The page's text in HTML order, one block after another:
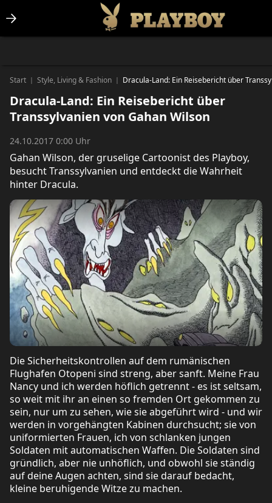
Start | Style, Living & Fashion | Dracula-Land: Ein Reisebericht über
Dracula-Land: Ein Reisebericht über
Transsylvanien von Gahan Wilson
24.10.2017 0:00 Uhr
Gahan Wilson, der gruselige Cartoonist des Playboy,
besucht Transsylvanien und entdeckt die Wahrheit
hinter Dracula.
Die Sicherheitskontrollen auf dem rumänischen
Flughafen Otopeni sind streng, aber sanft. Meine Frau
Nancy und ich werden höflich getrennt - es ist seltsam,
so weit mit ihr an einen so fremden Ort gekommen zu
sein, nur um zu sehen, wie sie abgeführt wird - und wir
werden in vorgehängten Kabinen durchsucht; sie von
uniformierten Frauen, ich von schlanken jungen
Soldaten mit automatischen Waffen. Die Soldaten sind
gründlich, aber nie unhöflich, und obwohl sie ständig
auf deine Augen achten, sind sie darauf bedacht,
kleine beruhigende Witze zu machen.